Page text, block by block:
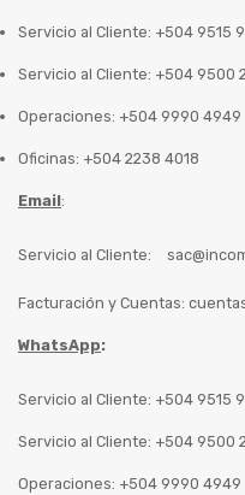
Servicio al Cliente: +504 9515
Servicio al Cliente: +504 9500
Operaciones: +504 9990 4949
Oficinas: +504 2238 4018
Email:
Servicio al Cliente:
Facturación y Cuentas:
WhatsApp:
Servicio al Cliente: +504 9515
Servicio al Cliente: +504 9500
Operaciones: +504 9990 4949